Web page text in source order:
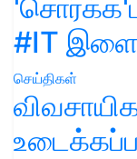
#IT
செய்திகள்